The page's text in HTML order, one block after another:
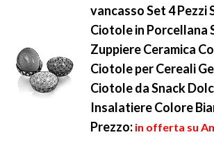
vancasso Set 4 Pezzi
Ciotole in Porcellana
Zuppiere Ceramica
Ciotole per Cereali
Ciotole da Snack
Insalatiere Colore
Prezzo: in offerta su